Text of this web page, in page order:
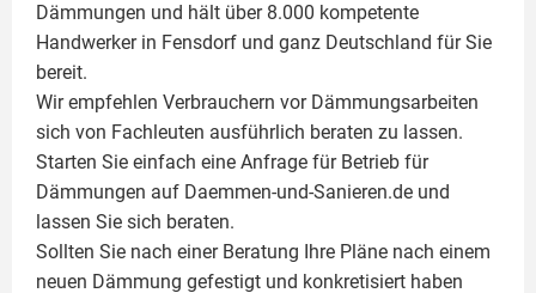
Dämmungen und hält über 8.000 kompetente
Handwerker in Fensdorf und ganz Deutschland für Sie
bereit.
Wir empfehlen Verbrauchern vor Dämmungsarbeiten
sich von Fachleuten ausführlich beraten zu lassen.
Starten Sie einfach eine Anfrage für Betrieb für
Dämmungen auf Daemmen-und-Sanieren.de und
lassen Sie sich beraten.
Sollten Sie nach einer Beratung Ihre Pläne nach einem
neuen Dämmung gefestigt und konkretisiert haben